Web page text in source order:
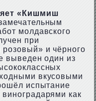
«Кишмиш
молдавского
при
и чёрного
выведен один из
вкусовыми
испытание
как